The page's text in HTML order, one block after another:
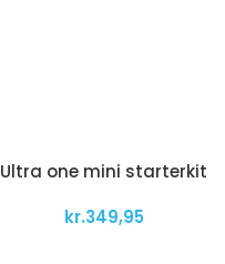
Ultra one mini starterkit
kr.349,95